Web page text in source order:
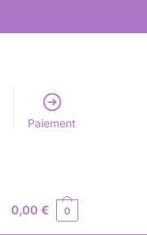
Paiement
0,00€ 0